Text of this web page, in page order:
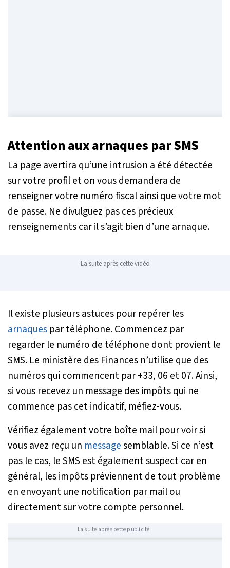
Attention aux arnaques par SMS
La page avertira qu’une intrusion a été détectée
sur votre profil et on vous demandera de
renseigner votre numéro fiscal ainsi que votre mot
de passe. Ne divulguez pas ces précieux
renseignements car il s’agit bien d’une arnaque.
La suite après cette vidéo
Il existe plusieurs astuces pour repérer les
arnaques par téléphone. Commencez par
regarder le numéro de téléphone dont provient le
SMS. Le ministère des Finances n’utilise que des
numéros qui commencent par +33, 06 et 07. Ainsi,
si vous recevez un message des impôts qui ne
commence pas cet indicatif, méfiez-vous.
Vérifiez également votre boîte mail pour voir si
vous avez reçu un messagesemblable. Si ce n’est
pas le cas, le SMS est également suspect car en
général, les impôts préviennent de tout problème
en envoyant une notification par mail ou
directement sur votre compte personnel.
La suite après cette publicité